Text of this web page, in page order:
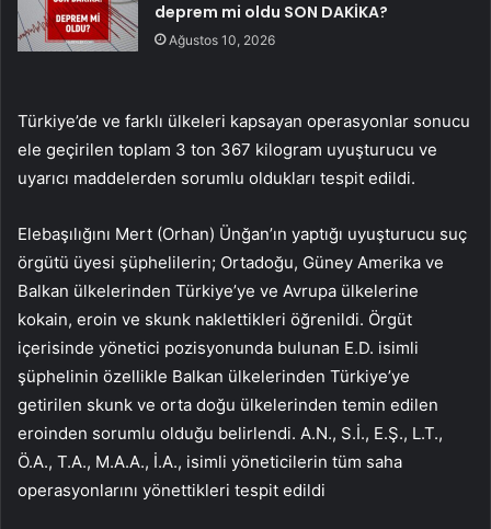
deprem mi oldu SON DAKİKA?
Ağustos 10, 2026
Türkiye’de ve farklı ülkeleri kapsayan operasyonlar sonucu
ele geçirilen toplam 3 ton 367 kilogram uyuşturucu ve
uyarıcı maddelerden sorumlu oldukları tespit edildi.
Elebaşılığını Mert (Orhan) Ünğan’ın yaptığı uyuşturucu suç
örgütü üyesi şüphelilerin; Ortadoğu, Güney Amerika ve
Balkan ülkelerinden Türkiye’ye ve Avrupa ülkelerine
kokain, eroin ve skunk naklettikleri öğrenildi. Örgüt
içerisinde yönetici pozisyonunda bulunan E.D. isimli
şüphelinin özellikle Balkan ülkelerinden Türkiye’ye
getirilen skunk ve orta doğu ülkelerinden temin edilen
eroinden sorumlu olduğu belirlendi. A.N., S.İ., E.Ş., L.T.,
Ö.A., T.A., M.A.A., İ.A., isimli yöneticilerin tüm saha
operasyonlarını yönettikleri tespit edildi